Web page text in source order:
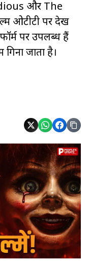
और The
ओटीटी पर देख
पर उपलब्ध हैं
जाता है।